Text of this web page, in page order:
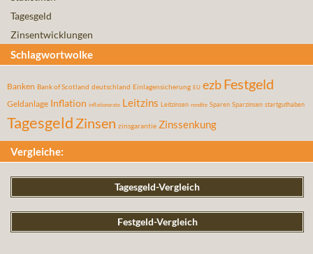
Tagesgeld
Zinsentwicklungen
Schlagwortwolke
Banken Bank of Scotland deutschland Einlagensicherung EU ezbFestgeld
Geldanlage Inflation inflationsrate Leitzins Leitzinsen rendite Sparen Sparzinsen startguthaben
Tagesgeld Zinsen zinsgarantie Zinssenkung
Vergleiche:
Tagesgeld-Vergleich
Festgeld-Vergleich